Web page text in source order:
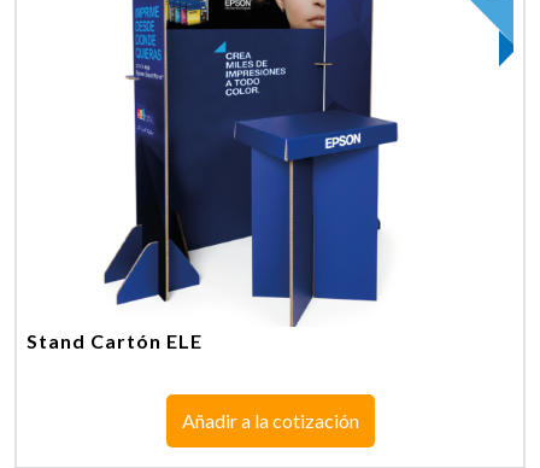
Stand Cartón ELE
Añadir a la cotización